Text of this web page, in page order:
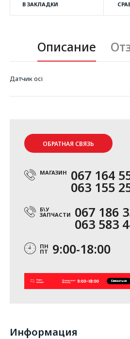
В ЗАКЛАДКИ
Описание
Датчик осі
ОБРАТНАЯ СВЯЗЬ
МАГАЗИН 067 164
063 155
Б\У
ЗАПЧАСТИ 067 186
063 583
ПН
ПТ 9:00-18:00
Информация